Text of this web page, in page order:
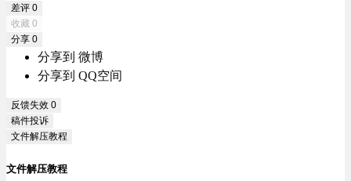
差评 0
收藏 0
分享 0
分享到 微博
分享到 QQ空间
反馈失效 0
稿件投诉
文件解压教程
文件解压教程